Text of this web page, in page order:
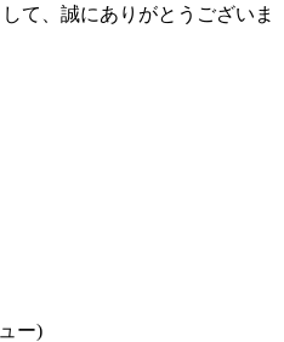
て、誠にありがとうございま
ー)